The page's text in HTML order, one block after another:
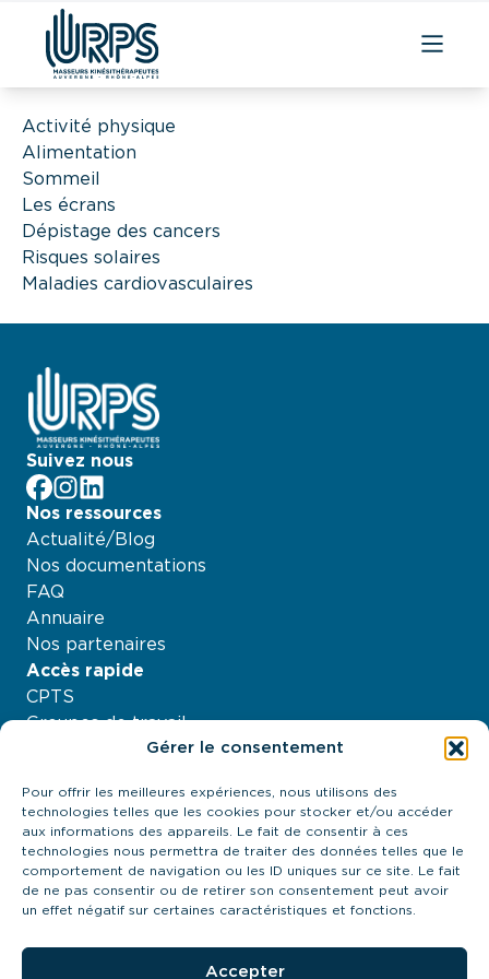
Gérer le consentement
Pour offrir les meilleures expériences, nous utilisons des
technologies telles que les cookies pour stocker et/ou accéder
aux informations des appareils. Le fait de consentir à ces
technologies nous permettra de traiter des données telles que le
comportement de navigation ou les ID uniques sur ce site. Le fait
de ne pas consentir ou de retirer son consentement peut avoir
un effet négatif sur certaines caractéristiques et fonctions.
Accepter
contenu
Activité physique
Alimentation
Sommeil
Les écrans
Dépistage des cancers
Risques solaires
Maladies cardiovasculaires
Suivez nous
facebook
Instagram
LinkedIn
Nos ressources
Actualité/Blog
Nos documentations
FAQ
Annuaire
Nos partenaires
Accès rapide
CPTS
Groupes de travail
À propos
Contactez-nous
21 quai Antoine Riboud - 69002, Lyon
contact@urps-mk-ara.org
04 27 89 57 85
Prendre contact